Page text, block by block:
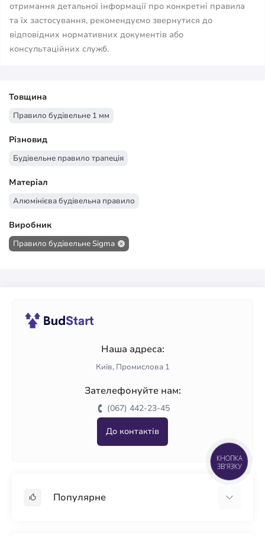
отримання детальної інформації про конкретні правила
та їх застосування, рекомендуємо звернутися до
відповідних нормативних документів або
консультаційних служб.
Товщина
Правило будівельне 1 мм
Різновид
Будівельне правило трапеція
Матеріал
Алюмінієва будівельна правило
Виробник
Правило будівельне Sigma
Наша адреса:
Київ, Промислова 1
Зателефонуйте нам:
(067) 442-23-45
До контактів
Популярне
КНОПКА
ЗВ'ЯЗКУ